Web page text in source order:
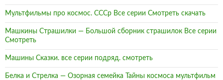
Мультфильмы про космос. СССр Все серии Смотреть скачать
Машкины Страшилки — Большой сборник страшилок Все серии
Смотреть
Машины Сказки. все серии подряд. смотреть
Белка и Стрелка — Озорная семейка Тайны космоса мультфильм